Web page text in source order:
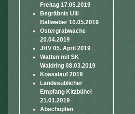
Freitag 17.05.2019
Begräbnis Ulli
Ballweber 10.05.2019
Ostergrabwache
20.04.2019
JHV 05. April 2019
Watten mit SK
Waidring 08.03.2019
Koasalauf 2019
Landesüblicher
Empfang Kitzbühel
21.01.2019
Abschöpfen